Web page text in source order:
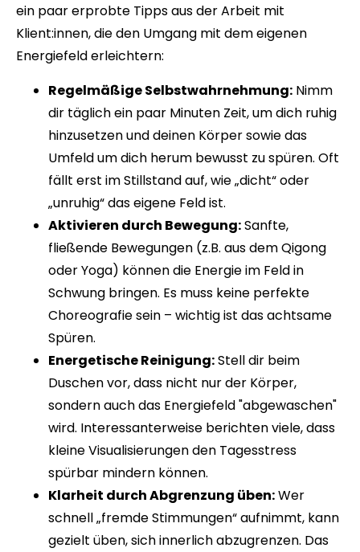
ein paar erprobte Tipps aus der Arbeit mit
Klient:innen, die den Umgang mit dem eigenen
Energiefeld erleichtern:
Regelmäßige Selbstwahrnehmung: Nimm
dir täglich ein paar Minuten Zeit, um dich ruhig
hinzusetzen und deinen Körper sowie das
Umfeld um dich herum bewusst zu spüren. Oft
fällt erst im Stillstand auf, wie „dicht“ oder
„unruhig“ das eigene Feld ist.
Aktivieren durch Bewegung:Sanfte,
fließende Bewegungen (z.B. aus dem Qigong
oder Yoga) können die Energie im Feld in
Schwung bringen. Es muss keine perfekte
Choreografie sein – wichtig ist das achtsame
Spüren.
Energetische Reinigung:Stell dir beim
Duschen vor, dass nicht nur der Körper,
sondern auch das Energiefeld "abgewaschen"
wird. Interessanterweise berichten viele, dass
kleine Visualisierungen den Tagesstress
spürbar mindern können.
Klarheit durch Abgrenzung üben:Wer
schnell „fremde Stimmungen“ aufnimmt, kann
gezielt üben, sich innerlich abzugrenzen. Das